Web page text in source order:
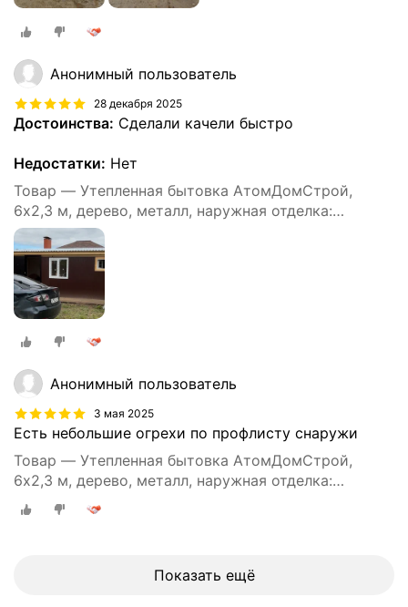
Анонимный пользователь
28 декабря 2025
Достоинства: Сделали качели быстро
Недостатки: Нет
Товар — Утепленная бытовка АтомДомСтрой,
6х2,3 м, дерево, металл, наружная отделка:
профлист
Анонимный пользователь
3 мая 2025
Есть небольшие огрехи по профлисту снаружи
Товар — Утепленная бытовка АтомДомСтрой,
6х2,3 м, дерево, металл, наружная отделка:
профлист
Показать ещё